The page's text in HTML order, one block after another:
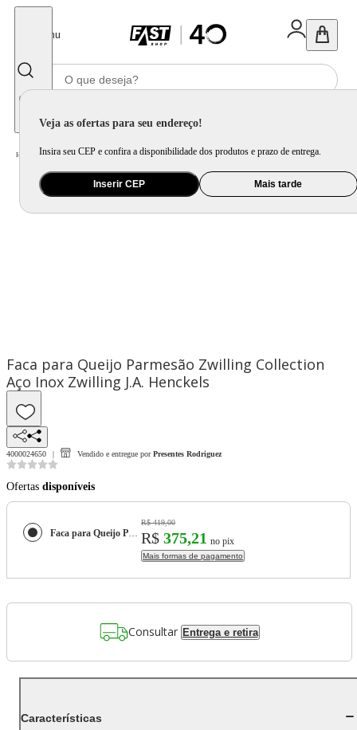
Menu
Veja as ofertas para seu endereço!
Insira seu CEP e confira a disponibilidade dos produtos e prazo de entrega.
Inserir CEP Mais tarde
Home Utilidade Doméstica Cozinha / Cepo, Faca e Afiador
Faca para Queijo Parmesão Zwilling Collection
Aço Inox Zwilling J.A. Henckels
4000024650 Vendido e entregue por Presentes Rodriguez
Ofertas disponíveis
Faca para Queijo Parmesão Zwilling Collection Aço Inox Zwilling J.A. Henckels
R$ 419,00
R$ 375,21 no pix
Mais formas de pagamento
Consultar Entrega e retira
Características